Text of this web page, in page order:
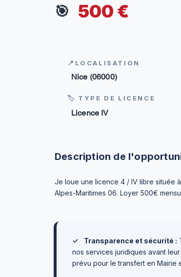
🎯 500 €
📍LOCALISATION
Nice (06000)
🏷 TYPE DE LICENCE
Licence IV
Description de
Je loue une licence 4 / IV libre située
Alpes-Maritimes 06. Loyer 500€
✓ Transparence et sécurité :
nos services juridiques avant
prévu pour le transfert en Mairie